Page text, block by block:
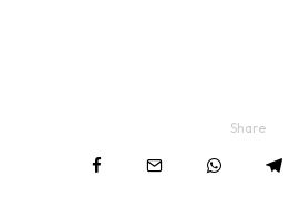
Share